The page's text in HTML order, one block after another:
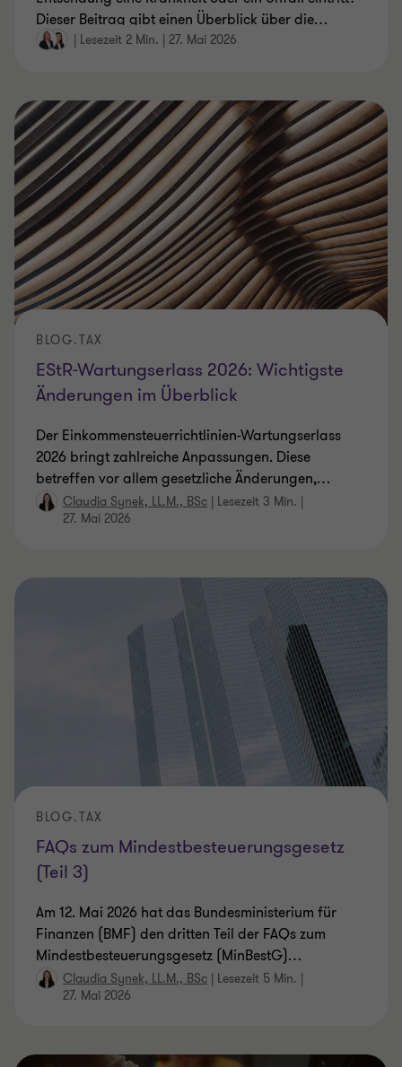
Dieser Beitrag gibt einen Überblick über die…
| Lesezeit 2 Min. | 27. Mai 2026
EStR-Wartungserlass 2026: Wichtigste
Änderungen im Überblick
BLOG.TAX
Der Einkommensteuerrichtlinien-Wartungserlass
2026 bringt zahlreiche Anpassungen. Diese
betreffen vor allem gesetzliche Änderungen,…
Claudia Synek, LL.M., BSc | Lesezeit 3 Min. |
27. Mai 2026
FAQs zum Mindestbesteuerungsgesetz
(Teil 3)
BLOG.TAX
Am 12. Mai 2026 hat das Bundesministerium für
Finanzen (BMF) den dritten Teil der FAQs zum
Mindestbesteuerungsgesetz (MinBestG)…
Claudia Synek, LL.M., BSc | Lesezeit 5 Min. |
27. Mai 2026